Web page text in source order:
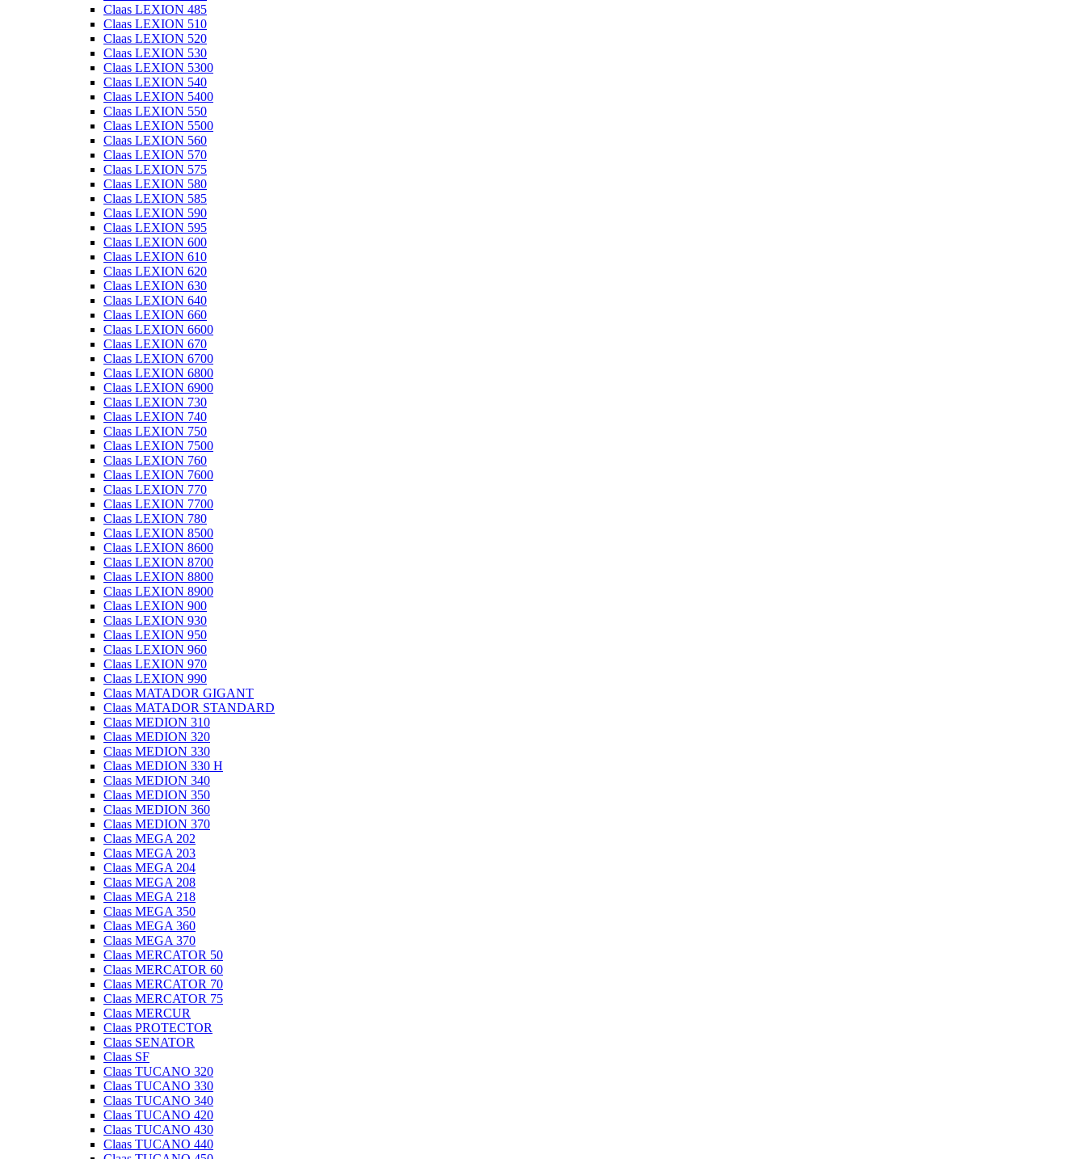
Claas LEXION 485
Claas LEXION 510
Claas LEXION 520
Claas LEXION 530
Claas LEXION 5300
Claas LEXION 540
Claas LEXION 5400
Claas LEXION 550
Claas LEXION 5500
Claas LEXION 560
Claas LEXION 570
Claas LEXION 575
Claas LEXION 580
Claas LEXION 585
Claas LEXION 590
Claas LEXION 595
Claas LEXION 600
Claas LEXION 610
Claas LEXION 620
Claas LEXION 630
Claas LEXION 640
Claas LEXION 660
Claas LEXION 6600
Claas LEXION 670
Claas LEXION 6700
Claas LEXION 6800
Claas LEXION 6900
Claas LEXION 730
Claas LEXION 740
Claas LEXION 750
Claas LEXION 7500
Claas LEXION 760
Claas LEXION 7600
Claas LEXION 770
Claas LEXION 7700
Claas LEXION 780
Claas LEXION 8500
Claas LEXION 8600
Claas LEXION 8700
Claas LEXION 8800
Claas LEXION 8900
Claas LEXION 900
Claas LEXION 930
Claas LEXION 950
Claas LEXION 960
Claas LEXION 970
Claas LEXION 990
Claas MATADOR GIGANT
Claas MATADOR STANDARD
Claas MEDION 310
Claas MEDION 320
Claas MEDION 330
Claas MEDION 330 H
Claas MEDION 340
Claas MEDION 350
Claas MEDION 360
Claas MEDION 370
Claas MEGA 202
Claas MEGA 203
Claas MEGA 204
Claas MEGA 208
Claas MEGA 218
Claas MEGA 350
Claas MEGA 360
Claas MEGA 370
Claas MERCATOR 50
Claas MERCATOR 60
Claas MERCATOR 70
Claas MERCATOR 75
Claas MERCUR
Claas PROTECTOR
Claas SENATOR
Claas SF
Claas TUCANO 320
Claas TUCANO 330
Claas TUCANO 340
Claas TUCANO 420
Claas TUCANO 430
Claas TUCANO 440